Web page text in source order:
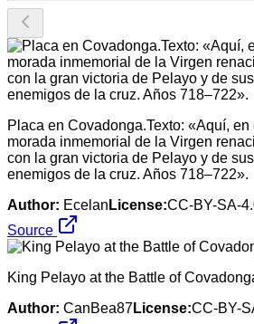
Placa en Covadonga.Texto: «Aquí, en
morada inmemorial de la Virgen
con la gran victoria de Pelayo y de
enemigos de la cruz. Años 718–722».
Author: Ecelan License:CC-BY-SA-
Source
King Pelayo at the Battle of
Author: CanBea87License:CC-BY-